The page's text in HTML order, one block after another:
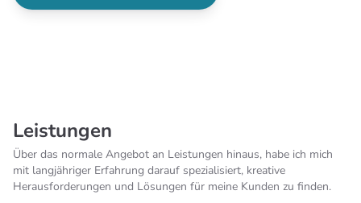
Leistungen
Über das normale Angebot an Leistungen hinaus, habe ich mich
mit langjähriger Erfahrung darauf spezialisiert, kreative
Herausforderungen und Lösungen für meine Kunden zu finden.